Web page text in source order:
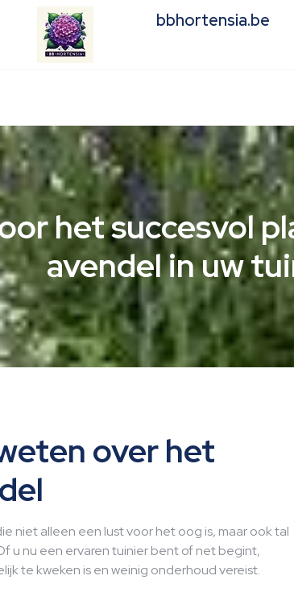
bbhortensia.be
het succesvol
avendel in uw
over het
niet alleen een lust voor het oog is, maar ook tal
u nu een ervaren tuinier bent of net begint,
te kweken is en weinig onderhoud vereist.